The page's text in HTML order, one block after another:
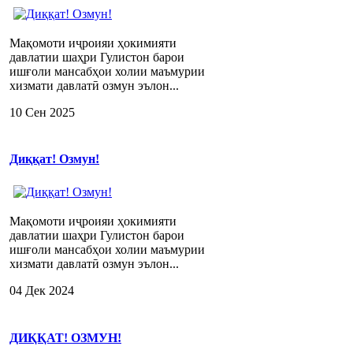
Мақомоти иҷроияи ҳокимияти
давлатии шаҳри Гулистон барои
ишғоли мансабҳои холии маъмурии
хизмати давлатӣ озмун эълон...
10 Сен 2025
Диққат! Озмун!
Мақомоти иҷроияи ҳокимияти
давлатии шаҳри Гулистон барои
ишғоли мансабҳои холии маъмурии
хизмати давлатӣ озмун эълон...
04 Дек 2024
ДИҚҚАТ! ОЗМУН!